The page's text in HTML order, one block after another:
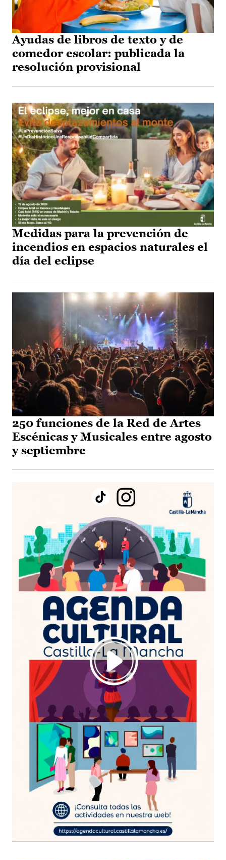
Ayudas de libros de texto y de
comedor escolar: publicada la
resolución provisional
Medidas para la prevención de
incendios en espacios naturales el
día del eclipse
250 funciones de la Red de Artes
Escénicas y Musicales entre agosto
y septiembre